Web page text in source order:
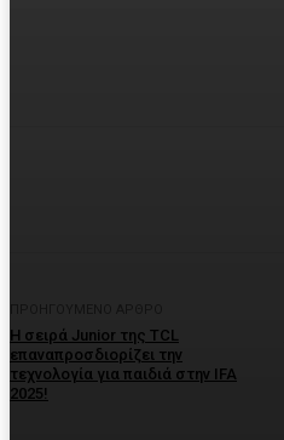
Η σειρά Junior της TCL
επαναπροσδιορίζει την
τεχνολογία για παιδιά στην IFA
2025!